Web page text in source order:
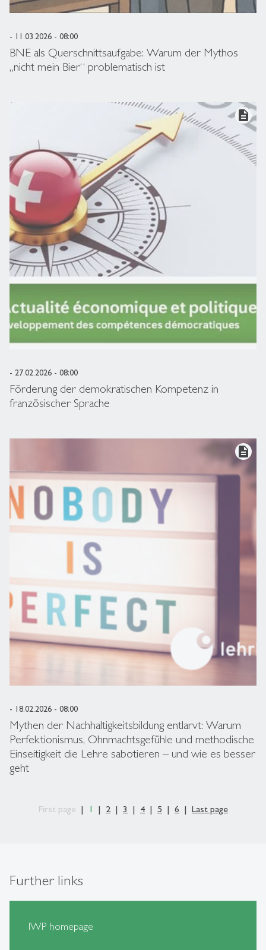
- 11.03.2026 - 08:00
BNE als Querschnittsaufgabe: Warum der Mythos
„nicht mein Bier“ problematisch ist
description
- 27.02.2026 - 08:00
Förderung der demokratischen Kompetenz in
französischer Sprache
description
- 18.02.2026 - 08:00
Mythen der Nachhaltigkeitsbildung entlarvt: Warum
Perfektionismus, Ohnmachtsgefühle und methodische
Einseitigkeit die Lehre sabotieren – und wie es besser
geht
First page 1 2 3 4 5 6 Last page
Further links
IWP homepage